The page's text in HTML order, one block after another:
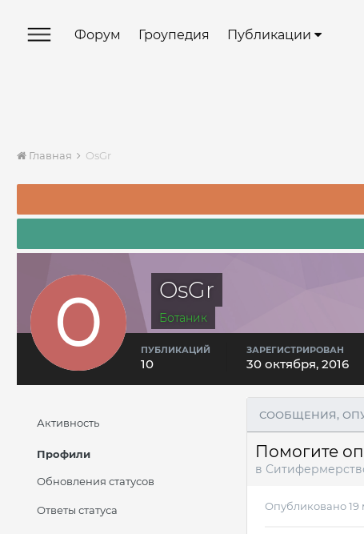
Форум Гроупедия Публикации
Главная OsGr
OsGr
Ботаник
ПУБЛИКАЦИЙ
10
ЗАРЕГИСТРИРОВАН
30 октября, 2016
Активность
Профили
Обновления статусов
Ответы статуса
СООБЩЕНИЯ,
Помогите
в
Опубликовано19